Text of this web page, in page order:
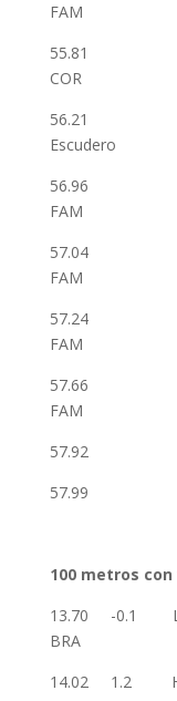
FAM
55.81
COR
56.21
56.96
FAM
57.04
FAM
57.24
FAM
57.66
FAM
57.92
57.99
100 metros
13.70 -0.1
BRA
14.02 1.2